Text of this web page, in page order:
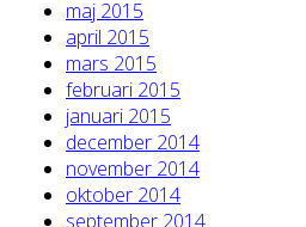
maj 2015
april 2015
mars 2015
februari 2015
januari 2015
december 2014
november 2014
oktober 2014
september 2014